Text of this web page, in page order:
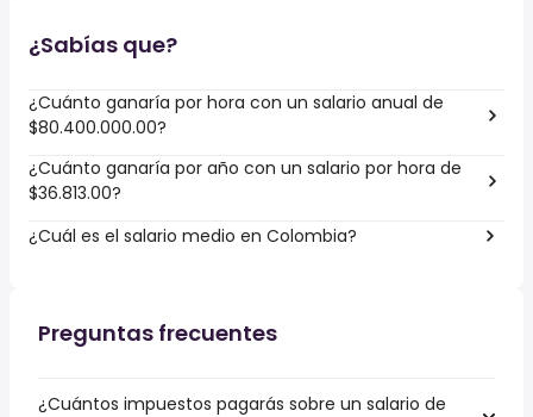
¿Sabías que?
¿Cuánto ganaría por hora con un salario anual de
$80.400.000.00?
¿Cuánto ganaría por año con un salario por hora de
$36.813.00?
¿Cuál es el salario medio en Colombia?
Preguntas frecuentes
¿Cuántos impuestos pagarás sobre un salario de